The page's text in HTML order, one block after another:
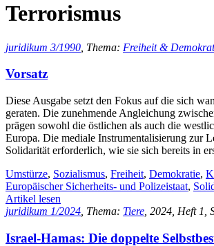
Terrorismus
juridikum 3/1990 , Thema: Freiheit &
Vorsatz
Diese Ausgabe setzt den Fokus auf die sich
geraten. Die zunehmende Angleichung
prägen sowohl die östlichen als auch die
Europa. Die mediale Instrumentalisierung zur
Solidarität erforderlich, wie sie sich bereits in
Umstürze, Sozialismus, Freiheit, Demokratie,
Europäischer Sicherheits- und Polizeistaat,
Artikel lesen
juridikum 1/2024 , Thema: Tiere , 2024, Heft 1,
Israel-Hamas: Die doppelte